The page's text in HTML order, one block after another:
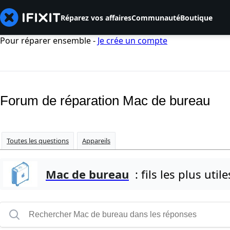
Réparez vos affairesCommunautéBoutique
Pour réparer ensemble - Je crée un compte
Forum de réparation Mac de bureau
Toutes les questions Appareils
Mac de bureau : fils les plus